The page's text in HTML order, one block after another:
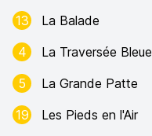
13 La Balade
4
La Traversée Bleue
5
La Grande Patte
19
Les Pieds en l'Air